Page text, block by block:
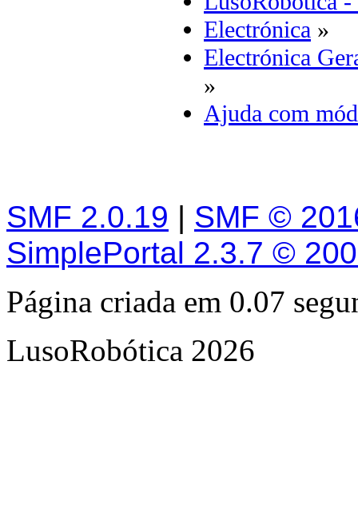
Electrónica »
Electrónica
»
Ajuda com
SMF 2.0.19 | SMF ©
SimplePortal 2.3.7 ©
Página criada em 0.07
LusoRobótica 2026